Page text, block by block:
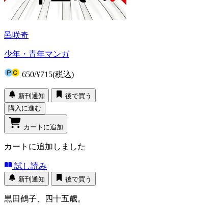
邑咲奇
少年・青年マンガ
650/¥715(税込)
新刊通知
後で買う
購入に進む
カートに追加
カートに追加しました
試し読み
新刊通知 後で買う
黒田鶴子、四十五歳。